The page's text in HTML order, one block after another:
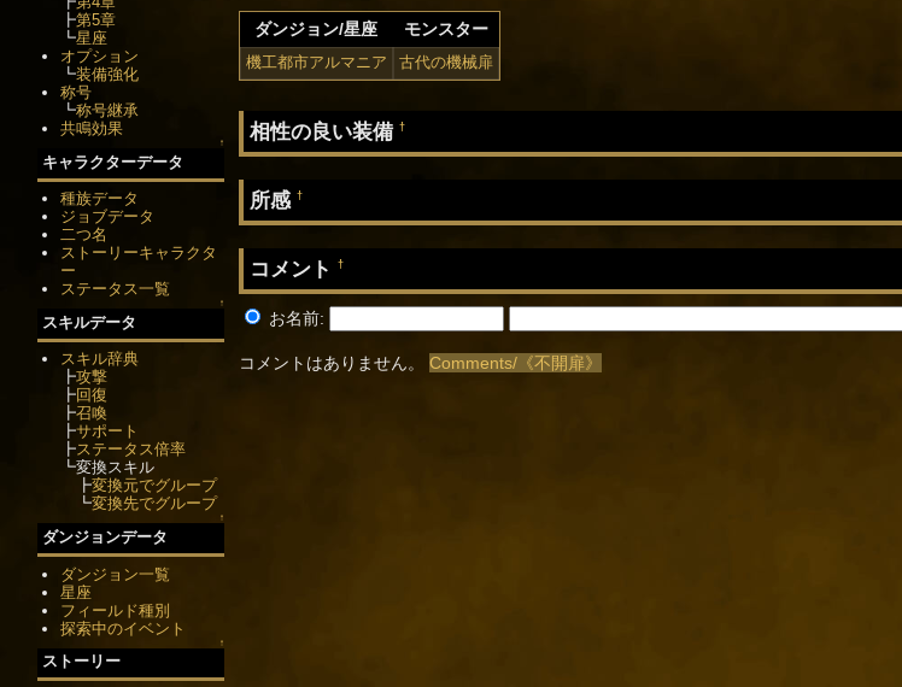
ダンジョン/星座 モンスター
機工都市アルマニア 古代の機械扉
相性の良い装備 †
所感 †
コメント †
お名前:
コメントはありません。 Comments/《不開扉》
┣第5章
┗星座
オプション
┗装備強化
称号
┗称号継承
共鳴効果
↑
キャラクターデータ
種族データ
ジョブデータ
二つ名
ストーリーキャラクタ
ー
ステータス一覧
↑
スキルデータ
スキル辞典
┣攻撃
┣回復
┣召喚
┣サポート
┣ステータス倍率
┗変換スキル
┣変換元でグループ
┗変換先でグループ
↑
ダンジョンデータ
ダンジョン一覧
星座
フィールド種別
探索中のイベント
↑
ストーリー